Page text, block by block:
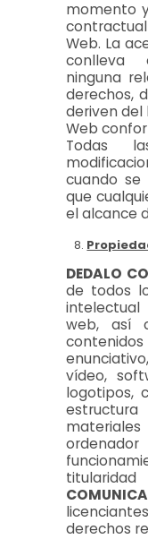
momento
Web. La
conlleva
ninguna
derechos,
deriven del
Web
Todas
cuando
que
el alcance
DEDALO
de todos
intelectual
web, así
vídeo,
logotipos,
derechos